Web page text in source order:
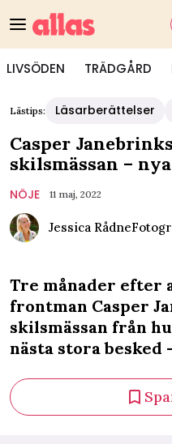
LIVSÖDEN TRÄDGÅRD
Lästips: Läsarberättelser
Casper
skilsmässan –
NÖJE 11 maj, 2022
Jessica Rådne
Tre månader efter
frontman Casper
skilsmässan från
nästa stora besked